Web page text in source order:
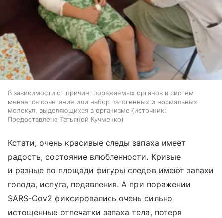
В зависимости от причин, поражаемых органов и систем
меняется сочетание или набор патогенных и нормальных
молекул, выделяющихся в организме
источник:
Предоставлено Татьяной Кучменко
Кстати, очень красивые следы запаха имеет
радость, состояние влюбленности. Кривые
и разные по площади фигуры следов имеют запахи
голода, испуга, подавления. А при поражении
SARS-Cov2 фиксировались очень сильно
истощенные отпечатки запаха тела, потеря